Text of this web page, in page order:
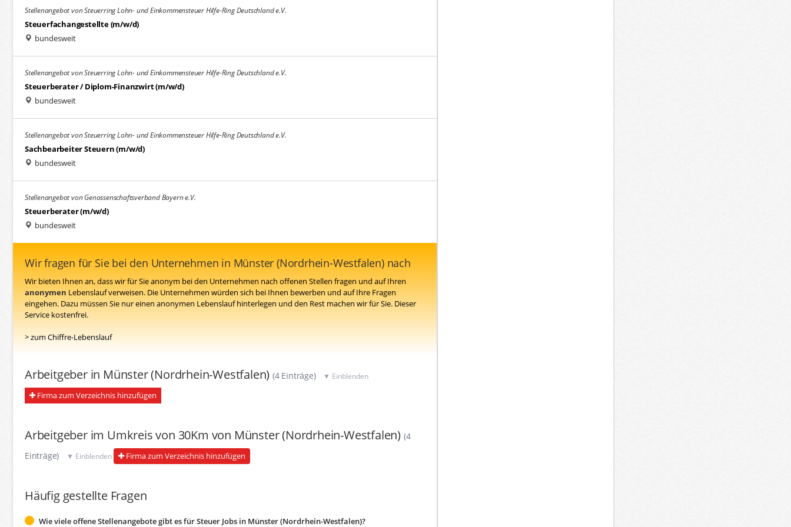
Stellenangebot von Steuerring Lohn- und Einkommensteuer Hilfe-Ring Deutschland e.V.
Steuerfachangestellte (m/w/d)
bundesweit
Stellenangebot von Steuerring Lohn- und Einkommensteuer Hilfe-Ring Deutschland e.V.
Steuerberater / Diplom-Finanzwirt (m/w/d)
bundesweit
Stellenangebot von Steuerring Lohn- und Einkommensteuer Hilfe-Ring Deutschland e.V.
Sachbearbeiter Steuern (m/w/d)
bundesweit
Stellenangebot von Genossenschaftsverband Bayern e.V.
Steuerberater (m/w/d)
bundesweit
Wir fragen für Sie bei den Unternehmen in Münster (Nordrhein-Westfalen) nach
Wir bieten Ihnen an, dass wir für Sie anonym bei den Unternehmen nach offenen Stellen fragen und auf Ihren
anonymen Lebenslauf verweisen. Die Unternehmen würden sich bei Ihnen bewerben und auf Ihre Fragen
eingehen. Dazu müssen Sie nur einen anonymen Lebenslauf hinterlegen und den Rest machen wir für Sie. Dieser
Service kostenfrei.
> zum Chiffre-Lebenslauf
Arbeitgeber in Münster (Nordrhein-Westfalen) (4 Einträge) ▼ Einblenden
Firma zum Verzeichnis hinzufügen
Arbeitgeber im Umkreis von 30Km von Münster (Nordrhein-Westfalen) (4
Einträge)
▼ Einblenden Firma zum Verzeichnis hinzufügen
Häufig gestellte Fragen
Wie viele offene Stellenangebote gibt es für Steuer Jobs in Münster (Nordrhein-Westfalen)?